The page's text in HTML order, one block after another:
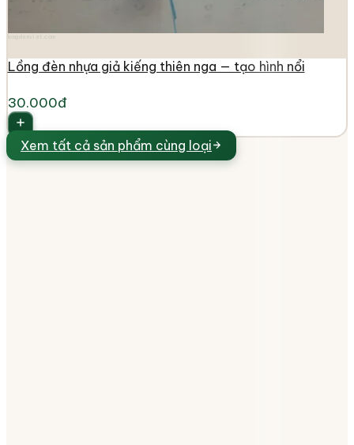
Lồng đèn nhựa giả kiếng thiên nga — tạo hình nổi
30.000đ
Xem tất cả sản phẩm cùng loại